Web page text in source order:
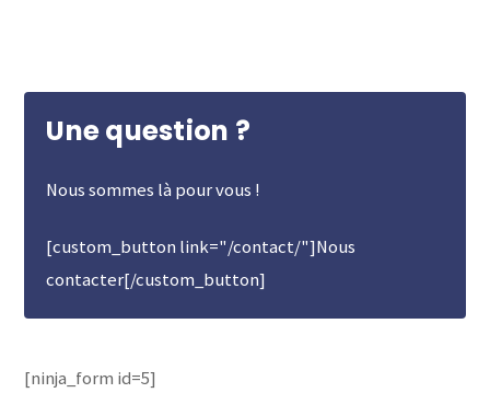
Une question ?
Nous sommes là pour vous !
[custom_button link="/contact/"]Nous
contacter[/custom_button]
[ninja_form id=5]